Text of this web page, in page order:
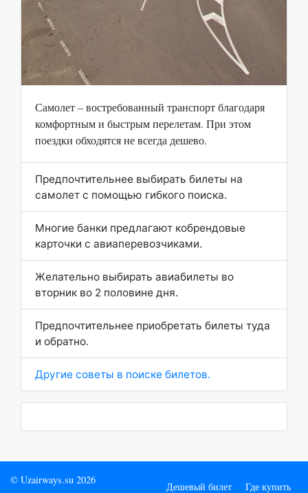
Самолет – востребованный транспорт благодаря
комфортным и быстрым перелетам. При этом
поездки обходятся не всегда дешево.
Предпочтительнее выбирать билеты на
самолет с помощью гибкого поиска.
Многие банки предлагают кобрендовые
карточки с авиаперевозчиками.
Желательно выбирать авиабилеты во
вторник во 2 половине дня.
Предпочтительнее приобретать билеты туда
и обратно.
Другие советы в поиске билетов.
© Uzairways.su 2026
Где купить
Дешевый билет